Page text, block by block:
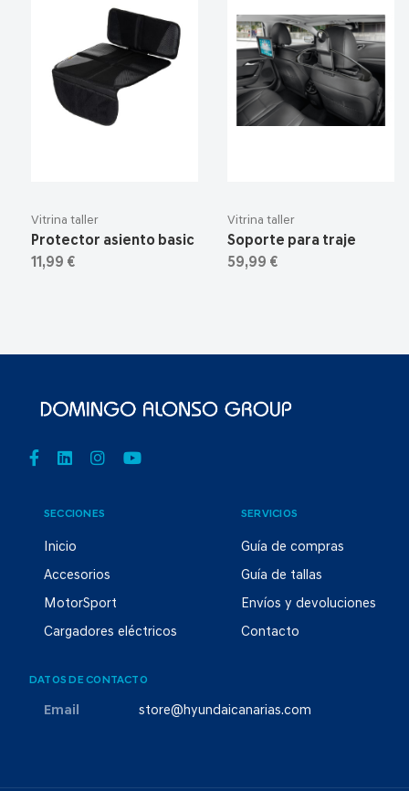
Vitrina taller
Protector asiento basic
11,99 €
Vitrina taller
Soporte para traje
59,99 €
SECCIONES
Inicio
Accesorios
MotorSport
Cargadores eléctricos
SERVICIOS
Guía de compras
Guía de tallas
Envíos y devoluciones
Contacto
DATOS DE CONTACTO
Email store@hyundaicanarias.com